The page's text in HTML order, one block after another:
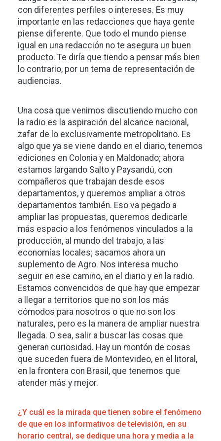
con diferentes perfiles o intereses. Es muy
importante en las redacciones que haya gente
piense diferente. Que todo el mundo piense
igual en una redacción no te asegura un buen
producto. Te diría que tiendo a pensar más bien
lo contrario, por un tema de representación de
audiencias.
Una cosa que venimos discutiendo mucho con
la radio es la aspiración del alcance nacional,
zafar de lo exclusivamente metropolitano. Es
algo que ya se viene dando en el diario, tenemos
ediciones en Colonia y en Maldonado; ahora
estamos largando Salto y Paysandú, con
compañeros que trabajan desde esos
departamentos, y queremos ampliar a otros
departamentos también. Eso va pegado a
ampliar las propuestas, queremos dedicarle
más espacio a los fenómenos vinculados a la
producción, al mundo del trabajo, a las
economías locales; sacamos ahora un
suplemento de Agro. Nos interesa mucho
seguir en ese camino, en el diario y en la radio.
Estamos convencidos de que hay que empezar
a llegar a territorios que no son los más
cómodos para nosotros o que no son los
naturales, pero es la manera de ampliar nuestra
llegada. O sea, salir a buscar las cosas que
generan curiosidad. Hay un montón de cosas
que suceden fuera de Montevideo, en el litoral,
en la frontera con Brasil, que tenemos que
atender más y mejor.
¿Y cuál es la mirada que tienen sobre el fenómeno
de que en los informativos de televisión, en su
horario central, se dedique una hora y media a la